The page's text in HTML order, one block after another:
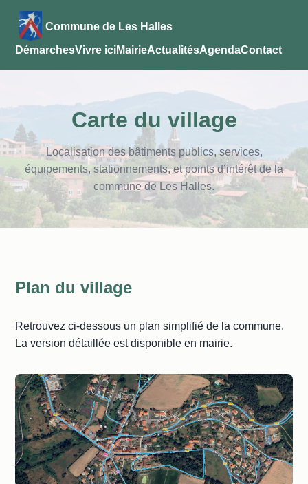
Commune de Les Halles
DémarchesVivre iciMairieActualitésAgendaContact
Carte du village
Localisation des bâtiments publics, services,
équipements, stationnements, et points d’intérêt de la
commune de Les Halles.
Plan du village
Retrouvez ci‑dessous un plan simplifié de la commune.
La version détaillée est disponible en mairie.